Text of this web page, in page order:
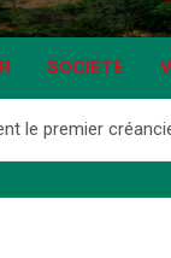
SOCIÉTÉ
le premier